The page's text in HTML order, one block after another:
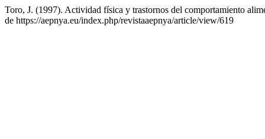
Toro, J. (1997). Actividad física y trastornos del comportamiento
de https://aepnya.eu/index.php/revistaaepnya/article/view/619